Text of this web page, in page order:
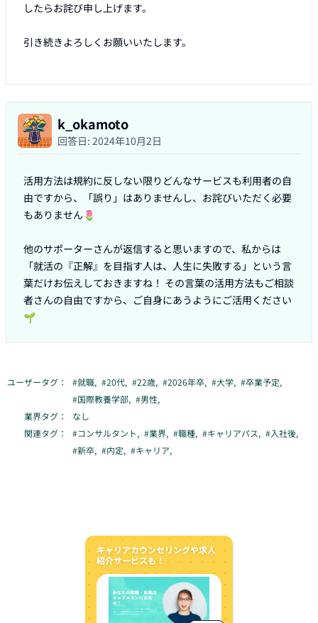
したらお詫び申し上げます。
引き続きよろしくお願いいたします。
k_okamoto
回答日: 2024年10月2日
活用方法は規約に反しない限りどんなサービスも利用者の自
由ですから、「誤り」はありませんし、お詫びいただく必要
もありません🌷
他のサポーターさんが返信すると思いますので、私からは
「就活の『正解』を目指す人は、人生に失敗する」という言
葉だけお伝えしておきますね！ その言葉の活用方法もご相談
者さんの自由ですから、ご自身にあうようにご活用ください
🌱
ユーザータグ： #就職, #20代, #22歳, #2026年卒, #大学, #卒業予定,
#国際教養学部, #男性,
業界タグ：
なし
関連タグ：
#コンサルタント, #業界, #職種, #キャリアパス, #入社後,
#新卒, #内定, #キャリア,
キャリアカウンセリングや求人
紹介サービスも！